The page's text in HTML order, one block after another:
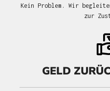
Kein Problem. Wir
zur
GELD